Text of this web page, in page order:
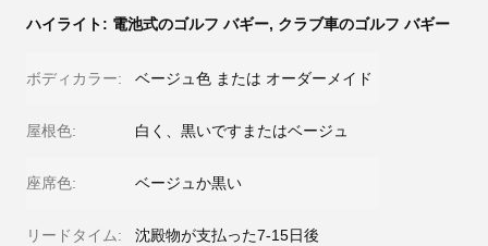
ハイライト: 電池式のゴルフ バギー, クラブ車のゴルフ バギー
ボディカラー: ベージュ色 または オーダーメイド
屋根色: 白く、黒いですまたはベージュ
座席色: ベージュか黒い
リードタイム: 沈殿物が支払った7-15日後